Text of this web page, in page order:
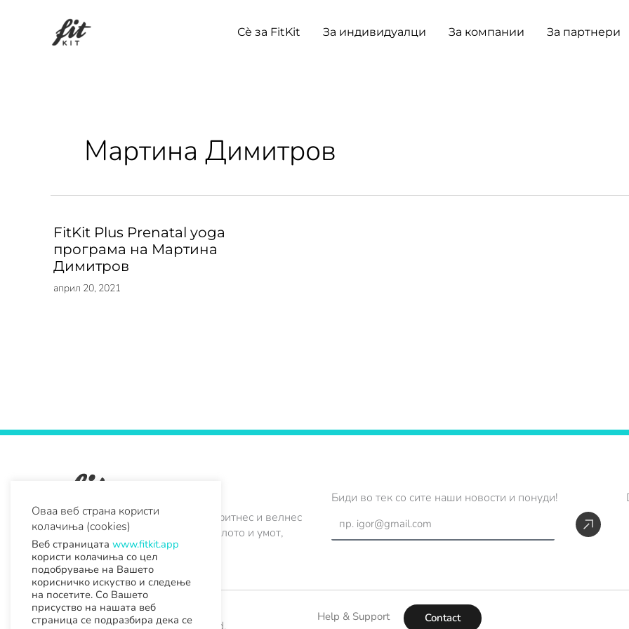
Сѐ за FitKit За индивидуалци За компании За партнери
Мартина Димитров
FitKit Plus Prenatal yoga
програма на Мартина
Димитров
април 20, 2021
FitKit е мобилна апликација за фитнес и велнес
што ти овозможува грижа за телото и умот,
секогаш и секаде.
I
n
s
t
F
a
c
e
L
i
n
k
Y
u
t
X
w
Биди во тек со сите наши новости и понуди!
Help & Support Contact
Оваа веб страна користи
колачиња (cookies)
Веб страницата www.fitkit.app
користи колачиња со цел
подобрување на Вашето
корисничко искуство и следење
на посетите. Со Вашето
присуство на нашата веб
страница се подразбира дека се